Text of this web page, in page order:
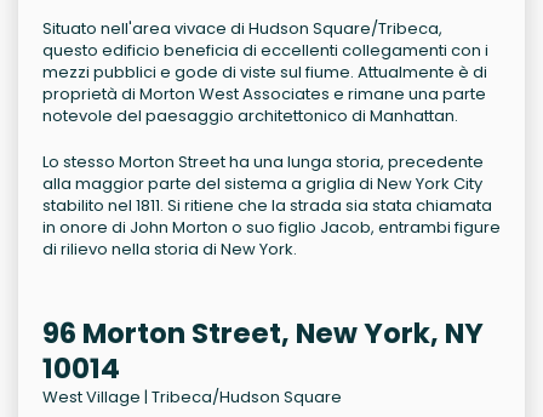
Situato nell'area vivace di Hudson Square/Tribeca,
questo edificio beneficia di eccellenti collegamenti con i
mezzi pubblici e gode di viste sul fiume. Attualmente è di
proprietà di Morton West Associates e rimane una parte
notevole del paesaggio architettonico di Manhattan.
Lo stesso Morton Street ha una lunga storia, precedente
alla maggior parte del sistema a griglia di New York City
stabilito nel 1811. Si ritiene che la strada sia stata chiamata
in onore di John Morton o suo figlio Jacob, entrambi figure
di rilievo nella storia di New York.
96 Morton Street, New York, NY
10014
West Village | Tribeca/Hudson Square